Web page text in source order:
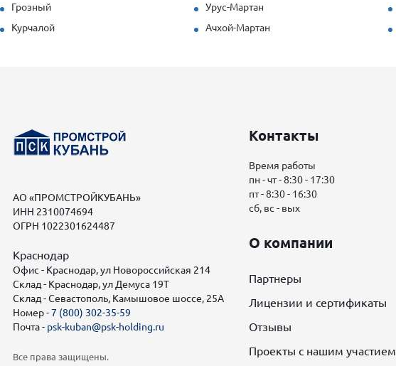
Грозный
Урус-Мартан
Курчалой
Ачхой-Мартан
АО «ПРОМСТРОЙКУБАНЬ»
ИНН 2310074694
ОГРН 1022301624487
Краснодар
Офис - Краснодар, ул Новороссийская 214
Склад - Краснодар, ул Демуса 19Т
Склад - Севастополь, Камышовое шоссе, 25А
Номер -7 (800) 302-35-59
Почта - psk-kuban@psk-holding.ru
Все права защищены.
Контакты
Время работы
пн - чт - 8:30 - 17:30
пт - 8:30 - 16:30
сб, вс - вых
О компании
Партнеры
Лицензии и сертификаты
Отзывы
Проекты с нашим участием